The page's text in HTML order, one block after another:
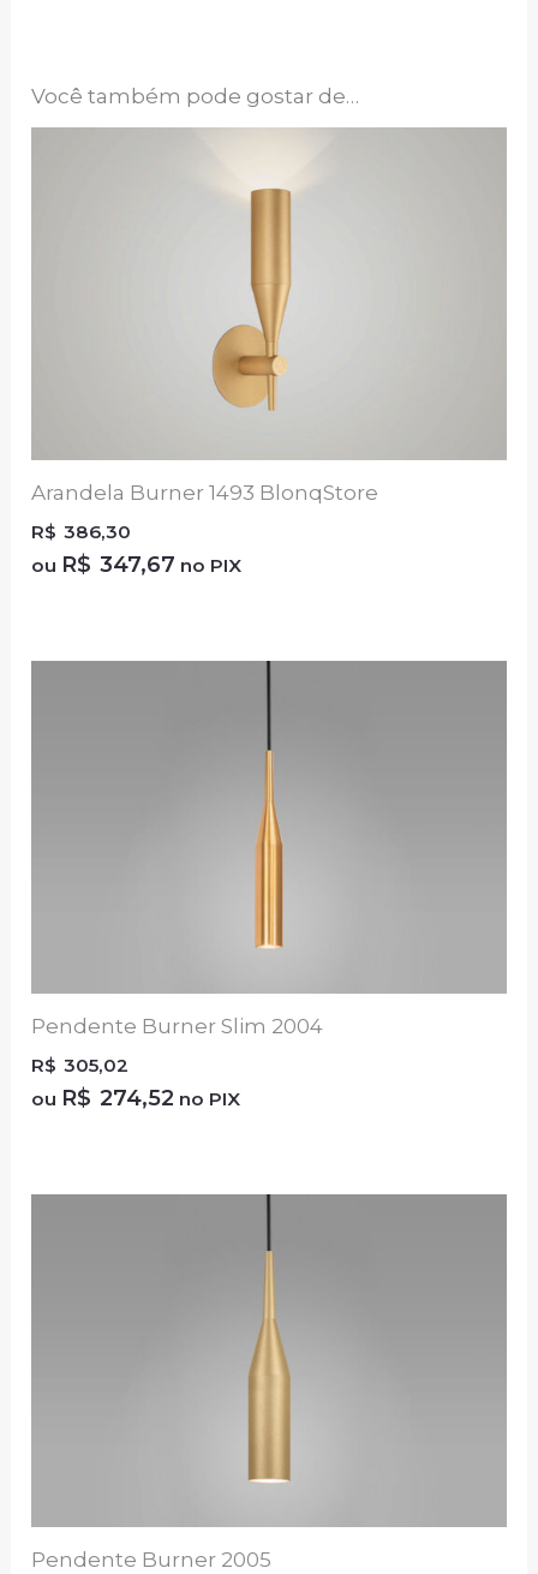
Você também pode gostar de…
Arandela Burner 1493 BlonqStore
R$ 386,30
ou R$ 347,67 no PIX
Pendente Burner Slim 2004
R$ 305,02
ou R$ 274,52 no PIX
Pendente Burner 2005